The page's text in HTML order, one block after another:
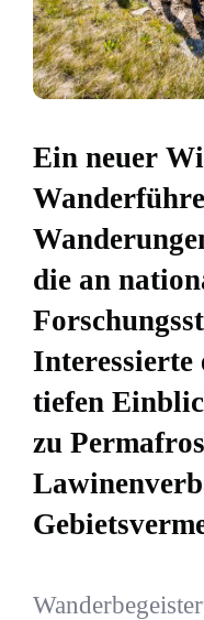
Ein neuer
die an
Interessierte
tiefen
zu